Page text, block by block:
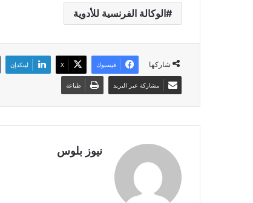
الوكالة الفرنسية للأدوية
شاركها فيسبوك X لينكدإن
مشاركة عبر البريد طباعة
نيوز بلوس